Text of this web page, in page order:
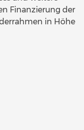
Finanzierung der
in Höhe